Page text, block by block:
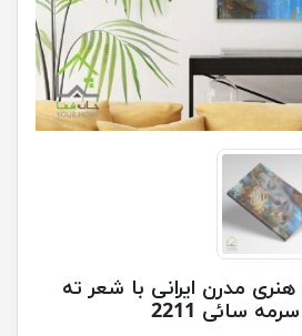
مدرن ایرانی با شعر ته
سائی 2211